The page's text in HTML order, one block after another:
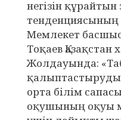
негізін
тенденциясының
Мемлекет
Тоқаев
Жолдауында:
орта білім
оқушының оқуы